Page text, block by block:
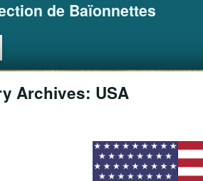
de Baïonnettes
Archives: USA